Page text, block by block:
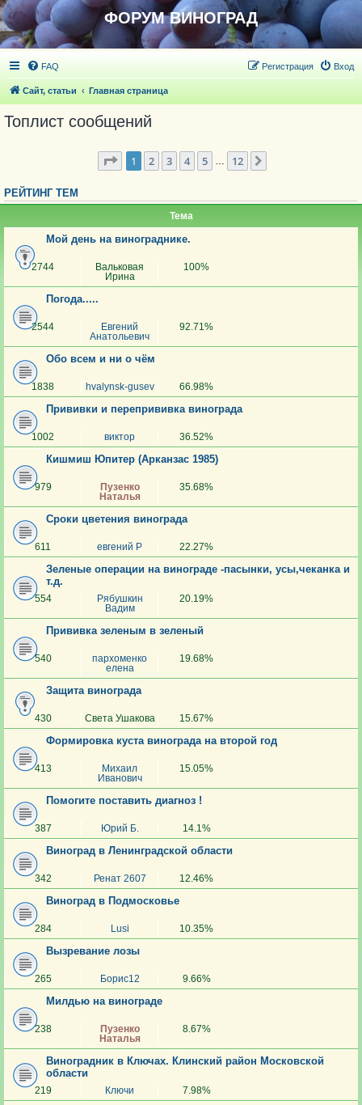
ФОРУМ ВИНОГРАД
FAQ Вход
Регистрация
Сайт, статьи Главная страница
Топлист сообщений
Страница из 57
1 2 3 4 5 … 12
РЕЙТИНГ ТЕМ
Тема
Мой день на винограднике.
2744
Вальковая
Ирина
100%
Погода.....
2544
Евгений
Анатольевич
92.71%
Обо всем и ни о чём
1838 hvalynsk-gusev 66.98%
Прививки и перепрививка винограда
1002 виктор 36.52%
Кишмиш Юпитер (Арканзас 1985)
979
Пузенко
Наталья
35.68%
Сроки цветения винограда
611 евгений Р 22.27%
Зеленые операции на винограде -пасынки, усы,чеканка и
т.д.
554
Рябушкин
Вадим
20.19%
Прививка зеленым в зеленый
540
пархоменко
елена
19.68%
Защита винограда
430 Света Ушакова 15.67%
Формировка куста винограда на второй год
413
Михаил
Иванович
15.05%
Помогите поставить диагноз !
387 Юрий Б. 14.1%
Виноград в Ленинградской области
342 Ренат 2607 12.46%
Виноград в Подмосковье
284 Lusi 10.35%
Вызревание лозы
265 Борис12 9.66%
Милдью на винограде
238
Пузенко
Наталья
8.67%
Виноградник в Ключах. Клинский район Московской
области
219 Ключи 7.98%